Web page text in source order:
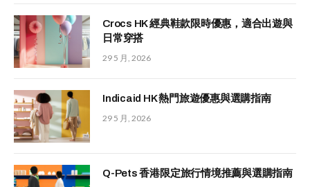
Crocs HK 經典鞋款限時優惠，適合出遊與
日常穿搭
29 5 月, 2026
Indicaid HK 熱門旅遊優惠與選購指南
29 5 月, 2026
Q-Pets 香港限定旅行情境推薦與選購指南